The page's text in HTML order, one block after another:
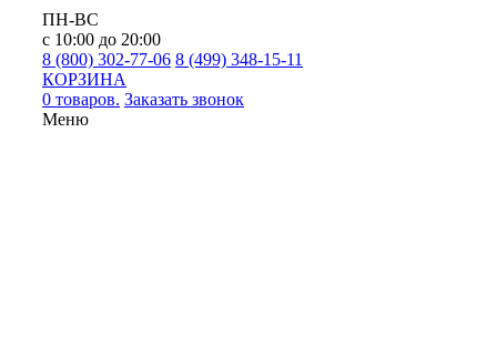
ПН-ВС
с 10:00 до 20:00
8 (800) 302-77-06 8 (499) 348-15-11
КОРЗИНА
0 товаров. Заказать звонок
Меню